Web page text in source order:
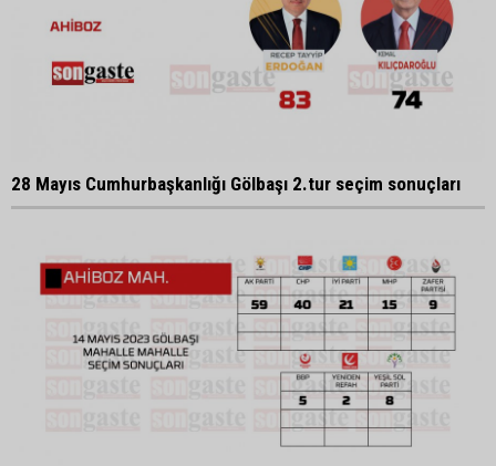
28 Mayıs Cumhurbaşkanlığı Gölbaşı 2.tur seçim sonuçları